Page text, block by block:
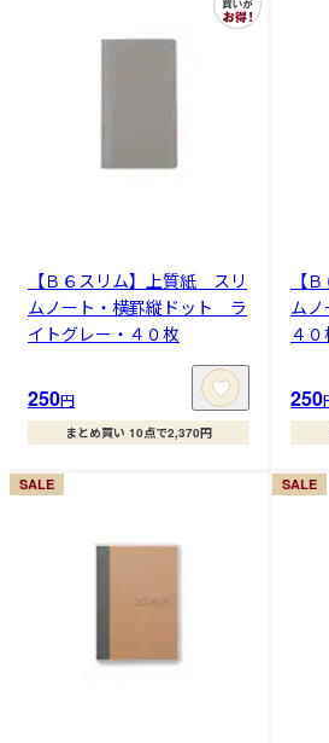
【Ｂ６スリム】上質紙 スリ
ムノート・横罫縦ドット ラ
イトグレー・４０枚
250円
まとめ買い 10点で2,370円
【
ム
４０
250
SALE SALE